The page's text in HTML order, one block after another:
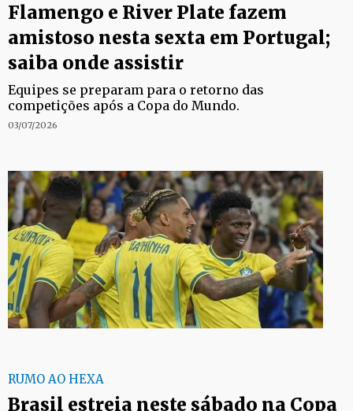
Flamengo e River Plate fazem
amistoso nesta sexta em Portugal;
saiba onde assistir
Equipes se preparam para o retorno das
competições após a Copa do Mundo.
03/07/2026
RUMO AO HEXA
Brasil estreia neste sábado na Copa